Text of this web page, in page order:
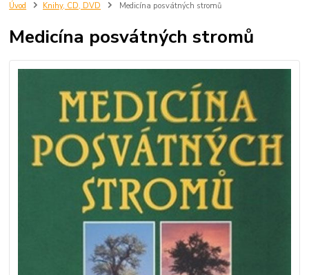
Úvod Knihy, CD, DVD Medicína posvátných stromů
Medicína posvátných stromů